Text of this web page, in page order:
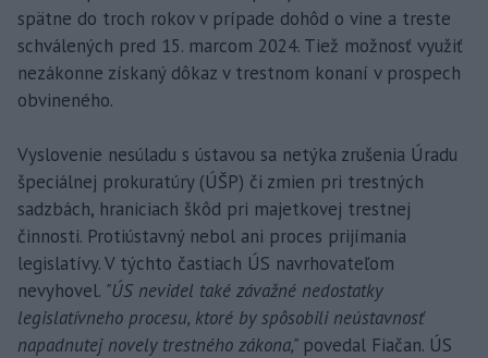
spätne do troch rokov v prípade dohôd o vine a treste
schválených pred 15. marcom 2024. Tiež možnosť využiť
nezákonne získaný dôkaz v trestnom konaní v prospech
obvineného.
Vyslovenie nesúladu s ústavou sa netýka zrušenia Úradu
špeciálnej prokuratúry (ÚŠP) či zmien pri trestných
sadzbách, hraniciach škôd pri majetkovej trestnej
činnosti. Protiústavný nebol ani proces prijímania
legislatívy. V týchto častiach ÚS navrhovateľom
nevyhovel. "ÚS nevidel také závažné nedostatky
legislatívneho procesu, ktoré by spôsobili neústavnosť
napadnutej novely trestného zákona," povedal Fiačan. ÚS